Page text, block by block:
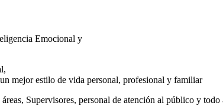
Emocional y
mejor estilo de vida personal, profesional y familiar
Supervisores, personal de atención al público y